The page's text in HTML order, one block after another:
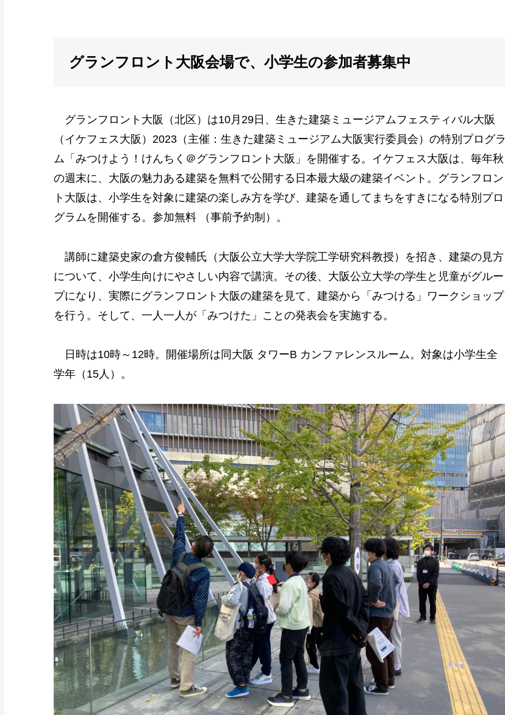
グランフロント大阪会場で、小学生の参加者募集中
グランフロント大阪（北区）は10月29日、生きた建築ミュージアムフェスティバル大阪
（イケフェス大阪）2023（主催：生きた建築ミュージアム大阪実行委員会）の特別プログラ
ム「みつけよう！けんちく＠グランフロント大阪」を開催する。イケフェス大阪は、毎年秋
の週末に、大阪の魅力ある建築を無料で公開する日本最大級の建築イベント。グランフロン
ト大阪は、小学生を対象に建築の楽しみ方を学び、建築を通してまちをすきになる特別プロ
グラムを開催する。参加無料 （事前予約制）。
講師に建築史家の倉方俊輔氏（大阪公立大学大学院工学研究科教授）を招き、建築の見方
について、小学生向けにやさしい内容で講演。その後、大阪公立大学の学生と児童がグルー
プになり、実際にグランフロント大阪の建築を見て、建築から「みつける」ワークショップ
を行う。そして、一人一人が「みつけた」ことの発表会を実施する。
日時は10時～12時。開催場所は同大阪 タワーB カンファレンスルーム。対象は小学生全
学年（15人）。